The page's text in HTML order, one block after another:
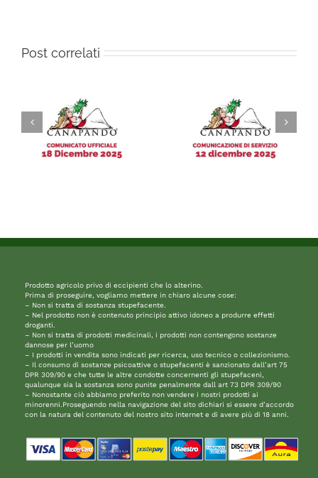
Post correlati
Prodotto agricolo privo di eccipienti che lo alterino.
Prima di proseguire, vogliamo mettere in chiaro alcune cose:
– Non si tratta di sostanza stupefacente.
– Nel prodotto non è contenuto principio attivo idoneo a produrre effetti
droganti.
– Non si tratta di prodotti medicinali, i prodotti non contengono sostanze
dannose per l’uomo
– I prodotti in vendita sono indicati per ricerca, uso tecnico o collezionismo.
– Il consumo di sostanze psicoattive o stupefacenti è sanzionato dall’art 75
DPR 309/90 e che tutte le altre condotte concernenti gli stupefaceni,
qualunque sia la sostanza sono punite penalmente dall art 73 DPR 309/90
– Nonostante ciò abbiamo preferito non vendere i nostri prodotti ai
minorenni.Proseguendo nella navigazione del sito dichiari si essere d’accordo
con la natura del contenuto del nostro sito internet e di avere più di 18 anni.